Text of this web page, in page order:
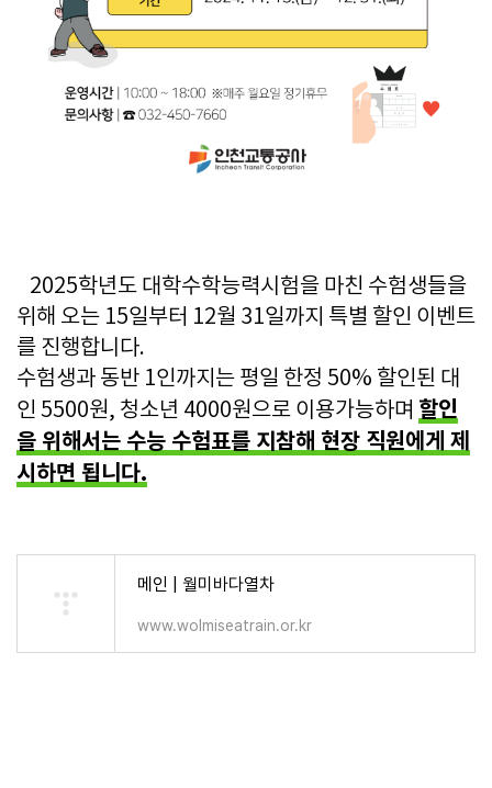
2025학년도 대학수학능력시험을 마친 수험생들을
위해 오는 15일부터 12월 31일까지 특별 할인 이벤트
를 진행합니다.
수험생과 동반 1인까지는 평일 한정 50% 할인된 대
인 5500원, 청소년 4000원으로 이용가능하며 할인
을 위해서는 수능 수험표를 지참해 현장 직원에게 제
시하면 됩니다.
메인 | 월미바다열차
www.wolmiseatrain.or.kr